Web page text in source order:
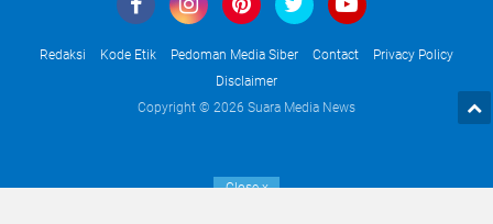
Redaksi Kode Etik Pedoman Media Siber Contact
Privacy Policy
Disclaimer
Copyright © 2026 Suara Media News
Closex